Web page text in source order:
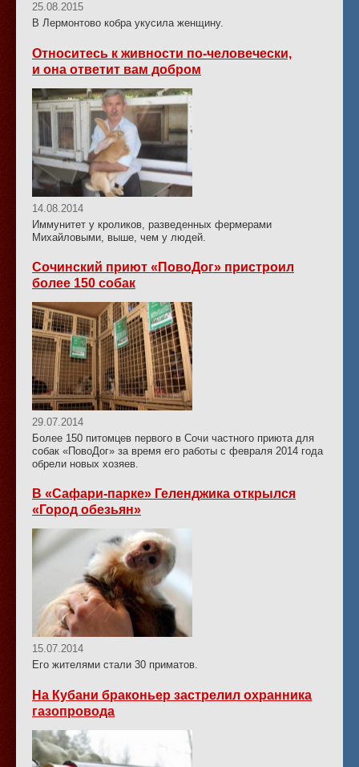
25.08.2015
В Лермонтово кобра укусила женщину.
Относитесь к живности по-человечески,
и она ответит вам добром
14.08.2014
Иммунитет у кроликов, разведенных фермерами
Михайловыми, выше, чем у людей.
Сочинский приют «ПовоДог» пристроил
более 150 собак
29.07.2014
Более 150 питомцев первого в Сочи частного приюта для
собак «ПовоДог» за время его работы с февраля 2014 года
обрели новых хозяев.
В «Сафари-парке» Геленджика открылся
«Город обезьян»
15.07.2014
Его жителями стали 30 приматов.
На Кубани браконьер застрелил охранника
газопровода